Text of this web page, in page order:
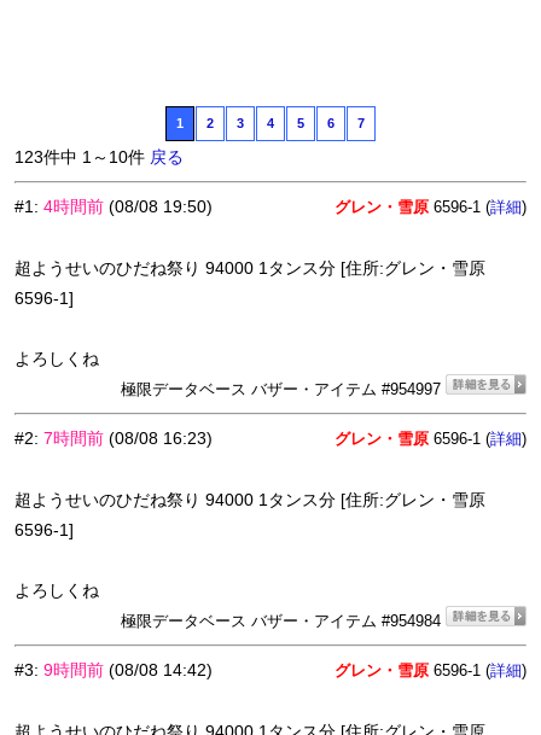
1 2 3 4 5 6 7
123件中 1～10件 戻る
#1: 4時間前 (08/08 19:50) グレン・雪原 6596-1 (詳細)
超ようせいのひだね祭り 94000 1タンス分 [住所:グレン・雪原
6596-1]
よろしくね
極限データベース バザー・アイテム #954997
#2: 7時間前 (08/08 16:23) グレン・雪原 6596-1 (詳細)
超ようせいのひだね祭り 94000 1タンス分 [住所:グレン・雪原
6596-1]
よろしくね
極限データベース バザー・アイテム #954984
#3: 9時間前 (08/08 14:42) グレン・雪原 6596-1 (詳細)